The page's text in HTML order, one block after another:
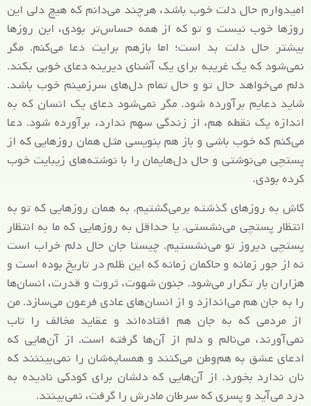
امیدوارم حال دلت خوب باشد، هرچند می‌دانم که هیچ دلی این
روزها خوب نیست و تو که از همه حساس‌تر بودی، این روزها
بیشتر حال دلت بد است؛ اما بازهم برایت دعا می‌کنم. مگر
نمی‌شود که یک غریبه برای یک آشنای دیرینه دعای خوبی بکند.
دلم می‌خواهد حال تو و حال تمام دل‌های سرزمینم خوب باشد.
شاید دعایم برآورده شود. مگر نمی‌شود دعای یک انسان که به
اندازه یک نقطه هم، از زندگی سهم ندارد، برآورده شود. دعا
می‌کنم که خوب باشی و باز هم بنویسی مثل همان روزهایی که از
پستچی می‌نوشتی و حال دل‌هایمان را با نوشته‌های زیبایت خوب
کرده بودی.
کاش به روزهای گذشته برمی‌گشتیم. به همان روزهایی که تو به
انتظار پستچی می‌نشستی. یا حداقل به روزهایی که ما به انتظار
پستچی دیروز تو می‌نشستیم. چیستا جان حال دلم خراب است
نه از جور زمانه و حاکمان زمانه که این ظلم در تاریخ بوده است و
هزاران بار تکرار می‌شود. جنون شهوت، ثروت و قدرت، انسان‌ها
را به جان هم می‌اندازد و از انسان‌های عادی فرعون می‌سازد. من
از مردمی که به جان هم افتاده‌اند و عقاید مخالف را تاب
نمی‌آورند، می‌نالم و دلم از آن‌ها گرفته است. از آن‌هایی که
ادعای عشق به هم‌وطن می‌کنند و همسایه‌شان را نمی‌بیننند که
نان ندارد بخورد. از آن‌هایی که دلشان برای کودکی نادیده به
درد می‌آید و پسری که سرطان مادرش را گرفت، نمی‌بینند.